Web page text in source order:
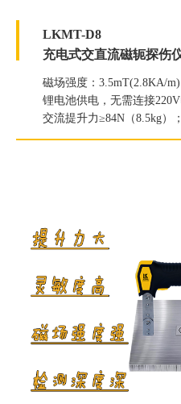
LKMT-D8
充电式交直流磁轭探伤
磁场强度：3.5mT(2.8KA/
锂电池供电，无需连接220V
交流提升力≥84N（8.5kg）；
直流提升力≥304N（31kg）